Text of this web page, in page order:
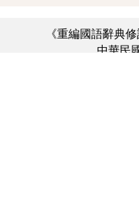
《重編國語辭典
中華民